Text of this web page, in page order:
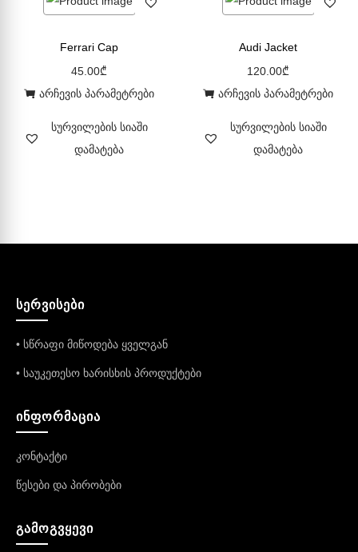
Ferrari Cap
45.00₾
არჩევის პარამეტრები
სურვილების სიაში
დამატება
Audi Jacket
120.00₾
არჩევის პარამეტრები
სურვილების სიაში
დამატება
ᲡᲔᲠᲕᲘᲡᲔᲑᲘ
• სწრაფი მიწოდება ყველგან
• საუკეთესო ხარისხის პროდუქტები
ᲘᲜᲤᲝᲠᲛᲐᲪᲘᲐ
კონტაქტი
წესები და პირობები
ᲒᲐᲛᲝᲒᲕᲧᲔᲕᲘ